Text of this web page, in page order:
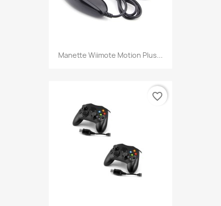
Manette Wiimote Motion Plus...
favorite_border